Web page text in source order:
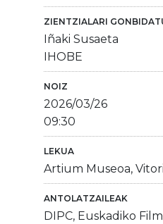
ZIENTZIALARI
Iñaki Susaeta
IHOBE
NOIZ
2026/03/26
09:30
LEKUA
Artium Museoa,
ANTOLATZAILEAK
DIPC, Euskadiko